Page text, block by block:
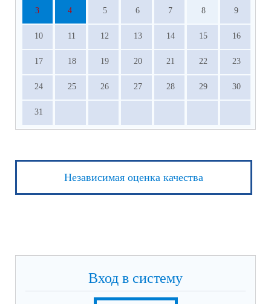
3 4 5 6 7 8 9
10 11 12 13 14 15 16
17 18 19 20 21 22 23
24 25 26 27 28 29 30
31
Независимая оценка качества
Вход в систему